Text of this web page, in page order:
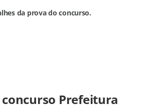
da prova do concurso.
concurso Prefeitura